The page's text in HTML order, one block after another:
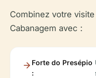
Combinez votre
Cabanagem avec :
Forte do Presépio
: